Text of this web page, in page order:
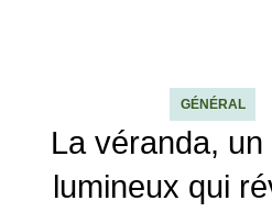
GÉNÉRAL
La véranda,
lumineux qui